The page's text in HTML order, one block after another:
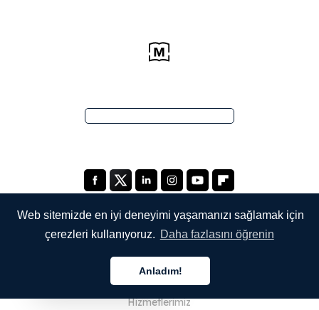
Web sitemizde en iyi deneyimi yaşamanızı sağlamak için
çerezleri kullanıyoruz. Daha fazlasını öğrenin
Anladım!
Hakkımızda
Hizmetlerimiz
Türkçe